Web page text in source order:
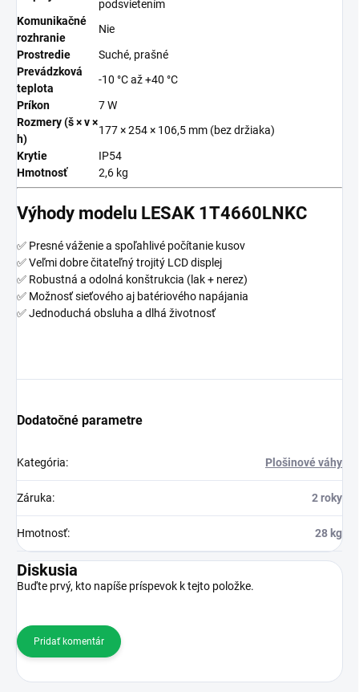
podsvietením
Komunikačné
rozhranie
Nie
Prostredie
Suché, prašné
Prevádzková
teplota
-10 °C až +40 °C
Príkon
7 W
Rozmery (š × v ×
h)
177 × 254 × 106,5 mm (bez držiaka)
Krytie
IP54
Hmotnosť
2,6 kg
Výhody modelu LESAK 1T4660LNKC
✅ Presné váženie a spoľahlivé počítanie kusov
✅ Veľmi dobre čitateľný trojitý LCD displej
✅ Robustná a odolná konštrukcia (lak + nerez)
✅ Možnosť sieťového aj batériového napájania
✅ Jednoduchá obsluha a dlhá životnosť
Dodatočné parametre
Kategória: Plošinové váhy
Záruka: 2 roky
Hmotnosť: 28 kg
Diskusia
Buďte prvý, kto napíše príspevok k tejto položke.
Pridať komentár